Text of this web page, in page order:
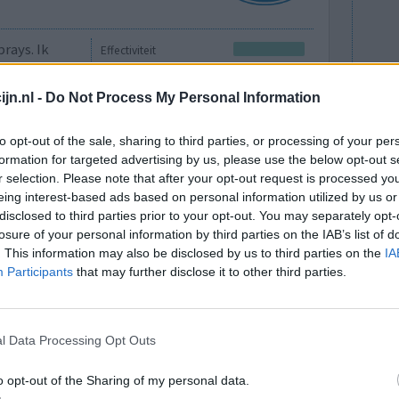
- Do Not Process My Personal Information
opt-out of the sale, sharing to third parties, or processing of your
for targeted advertising by us, please use the below opt-out
selection. Please note that after your opt-out request is processed
interest-based ads based on personal information utilized by us
to third parties prior to your opt-out. You may separately
of your personal information by third parties on the IAB’s list of
This information may also be disclosed by us to third parties on the
Participants that may further disclose it to other third parties.
Data Processing Opt Outs
opt-out of the Sharing of my personal data.
Effectiviteit
Ik
eruit
stroom verkoudheden druppelende neus en
terug de markt op zou voor velen een zegen
0 reacties
Effectiviteit